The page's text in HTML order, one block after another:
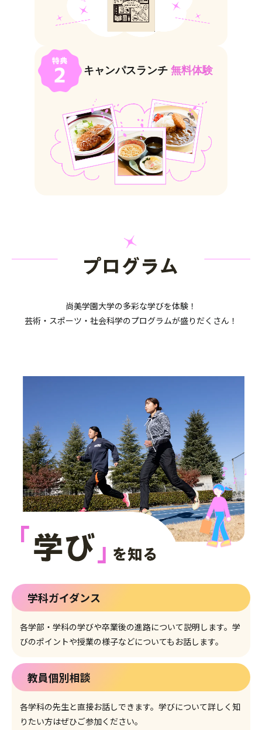
キャンパスランチ無料体験
尚美学園大学の多彩な学びを体験！
芸術・スポーツ・社会科学のプログラムが盛りだくさん！
学科ガイダンス
各学部・学科の学びや卒業後の進路について説明します。学
びのポイントや授業の様子などについてもお話します。
教員個別相談
各学科の先生と直接お話しできます。学びについて詳しく知
りたい方はぜひご参加ください。